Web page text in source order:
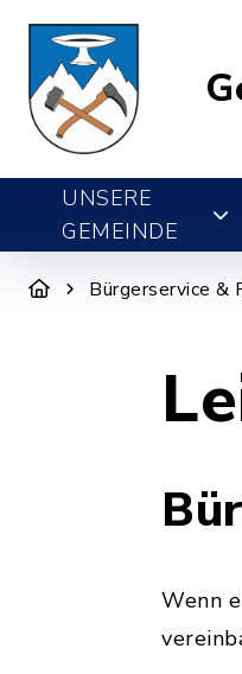
UNSERE
GEMEINDE
Bürgerservice &
Wenn